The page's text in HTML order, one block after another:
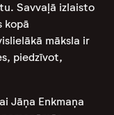
Savvaļā izlaisto
kopā
māksla ir
piedzīvot,
Jāņa Enkmaņa